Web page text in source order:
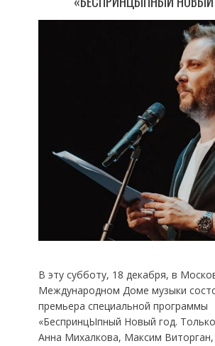
В эту субботу, 18 декабря, в
Международном Доме музыки
премьера специальной программы
«БеспринцЫпный Новый год.
Анна Михалкова, Максим